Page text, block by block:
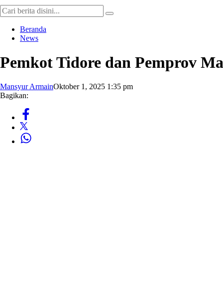
Beranda
News
Pemkot Tidore dan Pemprov
Mansyur ArmainOktober 1, 2025 1:35 pm
Bagikan: